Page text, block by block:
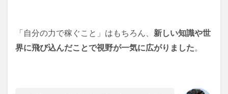
「自分の力で稼ぐこと」はもちろん、 新しい知識や世
界に飛び込んだことで視野が一気に広がりました。